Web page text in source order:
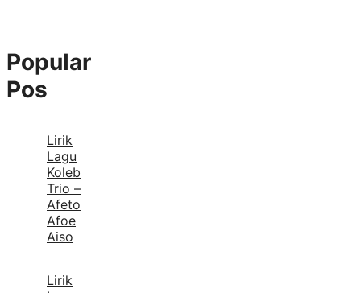
Popular
Pos
Lirik
Lagu
Koleb
Trio –
Afeto
Afoe
Aiso
Lirik